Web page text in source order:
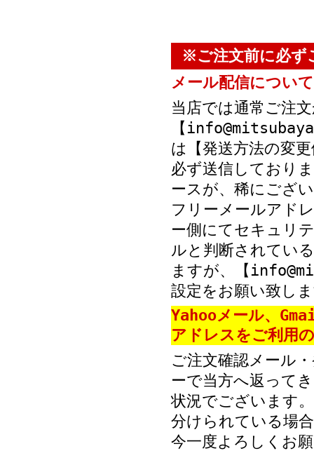
※ご注文前に必ず
メール配信につい
当店では通常ご注
【
は【発送方法の変
必ず送信しており
ースが、稀にござ
フリーメールアド
ー側にてセキュリ
ルと判断されてい
ますが、【
設定をお願い致し
Yahooメール、
アドレスをご利用
ご注文確認メール
ーで当方へ返って
状況でございます
分けられている場
今一度よろしくお